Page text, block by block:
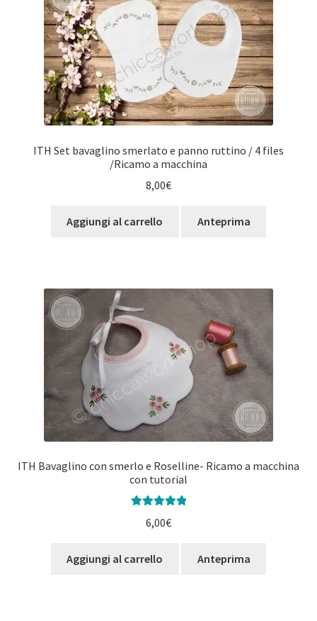
ITH Set bavaglino smerlato e panno ruttino / 4 files
/Ricamo a macchina
8,00€
Aggiungi al carrello Anteprima
ITH Bavaglino con smerlo e Roselline- Ricamo a macchina
con tutorial
su 5
6,00€
Aggiungi al carrello Anteprima